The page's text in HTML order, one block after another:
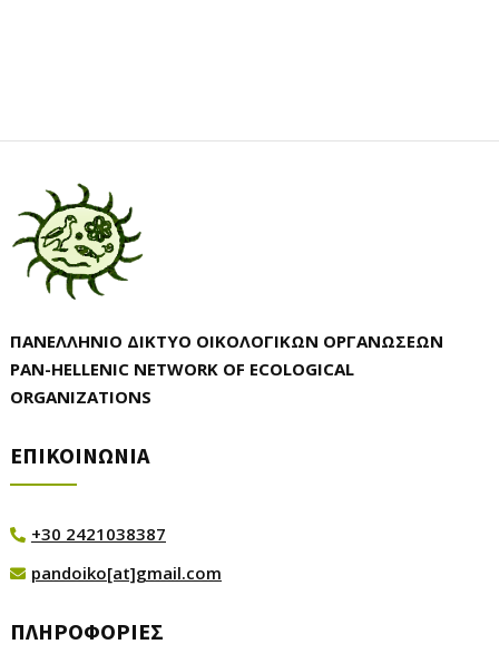
ΠΑΝΕΛΛΗΝΙΟ ΔΙΚΤΥΟ ΟΙΚΟΛΟΓΙΚΩΝ ΟΡΓΑΝΩΣΕΩΝ
PAN-HELLENIC NETWORK OF ECOLOGICAL
ORGANIZATIONS
ΕΠΙΚΟΙΝΩΝΙΑ
 +30 2421038387
 pandoiko[at]gmail.com
ΠΛΗΡΟΦΟΡΙΕΣ